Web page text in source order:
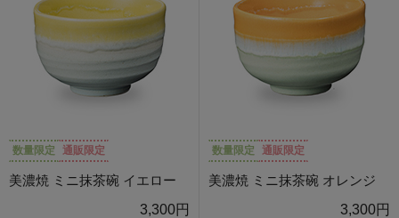
数量限定 通販限定
美濃焼 ミニ抹茶碗 イエロー
3,300円
数量限定 通販限定
美濃焼 ミニ抹茶碗 オレンジ
3,300円